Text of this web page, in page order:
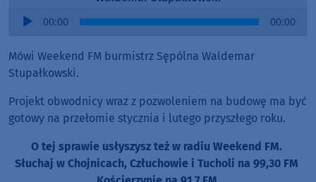
Audio
00:00 00:00
Mówi Weekend FM burmistrz Sępólna Waldemar
Stupałkowski.
Projekt obwodnicy wraz z pozwoleniem na budowę ma być
gotowy na przełomie stycznia i lutego przyszłego roku.
O tej sprawie usłyszysz też w radiu Weekend FM.
Słuchaj w Chojnicach, Człuchowie i Tucholi na 99,30 FM